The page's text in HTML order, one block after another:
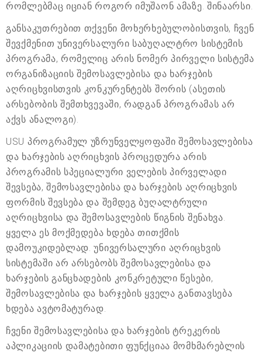
რომლებმაც იციან როგორ იმუშაონ ამაზე. შინაარსი.
განსაკუთრებით თქვენი მოხერხებულობისთვის, ჩვენ
შევქმენით უნივერსალური საბუღალტრო სისტემის
პროგრამა, რომელიც არის ნომერ პირველი სისტემა
ორგანიზაციის შემოსავლებისა და ხარჯების
აღრიცხვისთვის კონკურენტებს შორის (ასეთის
არსებობის შემთხვევაში, რადგან პროგრამას არ
აქვს ანალოგი).
USU პროგრამულ უზრუნველყოფაში შემოსავლებისა
და ხარჯების აღრიცხვის პროცედურა არის
პროგრამის სპეციალური ველების პირველადი
შევსება, შემოსავლებისა და ხარჯების აღრიცხვის
ფორმის შევსება და შემდეგ ბუღალტრული
აღრიცხვისა და შემოსავლების წიგნის შენახვა.
ყველა ეს მოქმედება ხდება თითქმის
დამოუკიდებლად. უნივერსალური აღრიცხვის
სისტემაში არ არსებობს შემოსავლებისა და
ხარჯების განცხადების კონკრეტული წესები,
შემოსავლებისა და ხარჯების ყველა განთავსება
ხდება ავტომატურად.
ჩვენი შემოსავლებისა და ხარჯების ტრეკერის
აპლიკაციის დამატებითი ფუნქციაა მომხმარებლის